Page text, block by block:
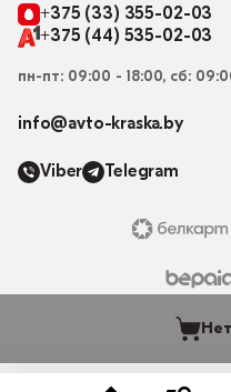
+375 (33) 355-02-03
+375 (44) 535-02-03
пн-пт: 09:00 - 18:00, сб:
info@avto-kraska.by
Viber Telegram
© 2015-2026, Магазин